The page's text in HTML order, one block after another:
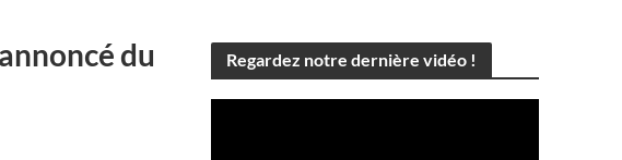
du
Regardez notre dernière vidéo !